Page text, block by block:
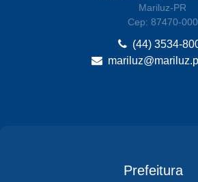
Mariluz-PR
Cep: 87470-000
(44) 3534-
Prefeitura